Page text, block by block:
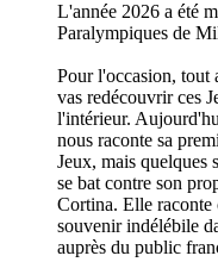
L'année 2026 a été
Paralympiques de
Pour l'occasion, tout
vas redécouvrir ces
l'intérieur.
nous raconte sa
Jeux, mais quelques
se bat contre son
Cortina. Elle raconte
souvenir indélébile
auprès du public